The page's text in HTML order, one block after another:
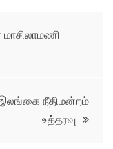
நீதிமன்றம்
உத்தரவு